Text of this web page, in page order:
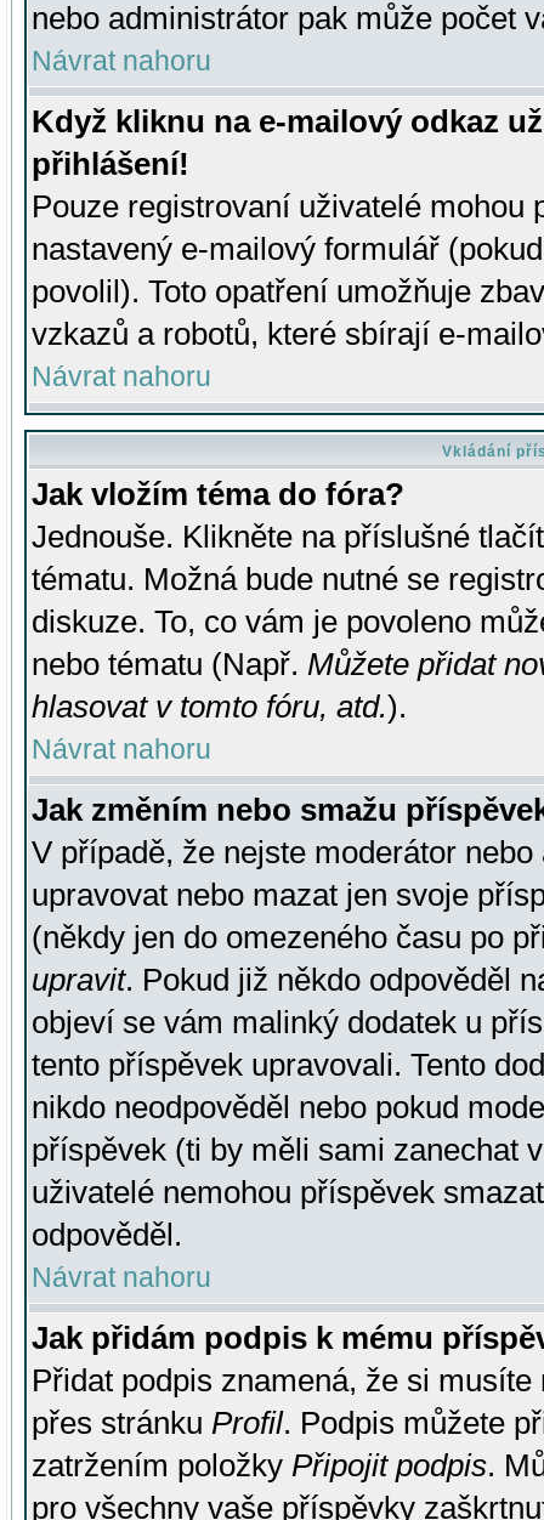
nebo administrátor pak může počet
Návrat nahoru
Když kliknu na e-mailový odkaz
přihlášení!
Pouze registrovaní uživatelé mohou
nastavený e-mailový formulář
povolil). Toto opatření umožňuje
vzkazů a robotů, které sbírají e-
Návrat nahoru
Vkládání
Jak vložím téma do fóra?
Jednouše. Klikněte na příslušné
tématu. Možná bude nutné se
diskuze. To, co vám je povoleno
nebo tématu (Např. Můžete přidat
hlasovat v tomto fóru, atd.).
Návrat nahoru
Jak změním nebo smažu
V případě, že nejste moderátor
upravovat nebo mazat jen svoje
(někdy jen do omezeného času po
upravit. Pokud již někdo odpověděl
objeví se vám malinký dodatek u
tento příspěvek upravovali. Tento
nikdo neodpověděl nebo pokud
příspěvek (ti by měli sami zanechat
uživatelé nemohou příspěvek
odpověděl.
Návrat nahoru
Jak přidám podpis k mému
Přidat podpis znamená, že si
přes stránku Profil. Podpis můžete
zatržením položky Připojit podpis.
pro všechny vaše příspěvky